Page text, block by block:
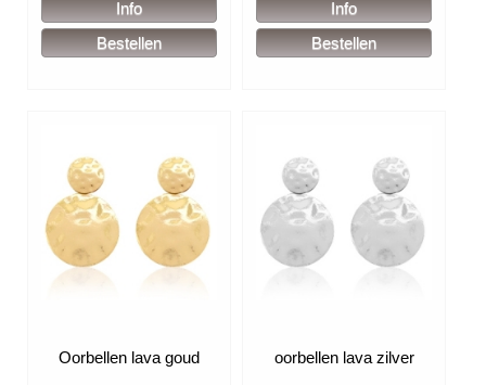
Oorbellen lava goud oorbellen lava zilver